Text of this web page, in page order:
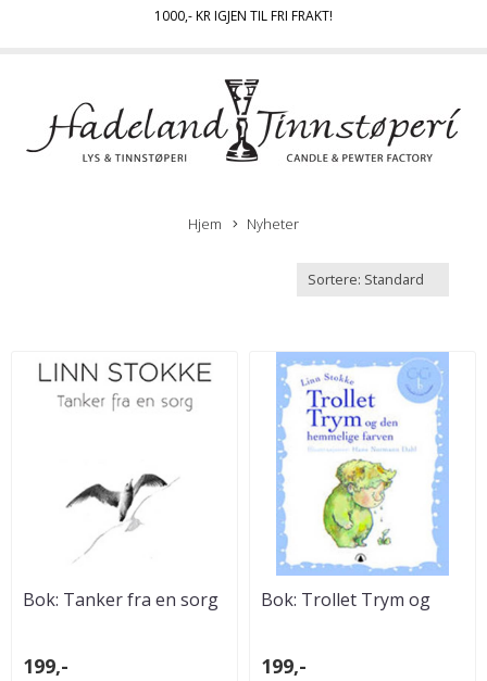
1000,- KR IGJEN TIL FRI FRAKT!
Hjem Nyheter
Bok: Tanker fra en sorg
199,-
Bok: Trollet Trym og
199,-